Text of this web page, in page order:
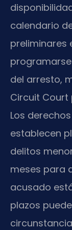
calendario
preliminares
del arresto,
Circuit Court
Los
establecen
delitos
meses para
acusado
plazos